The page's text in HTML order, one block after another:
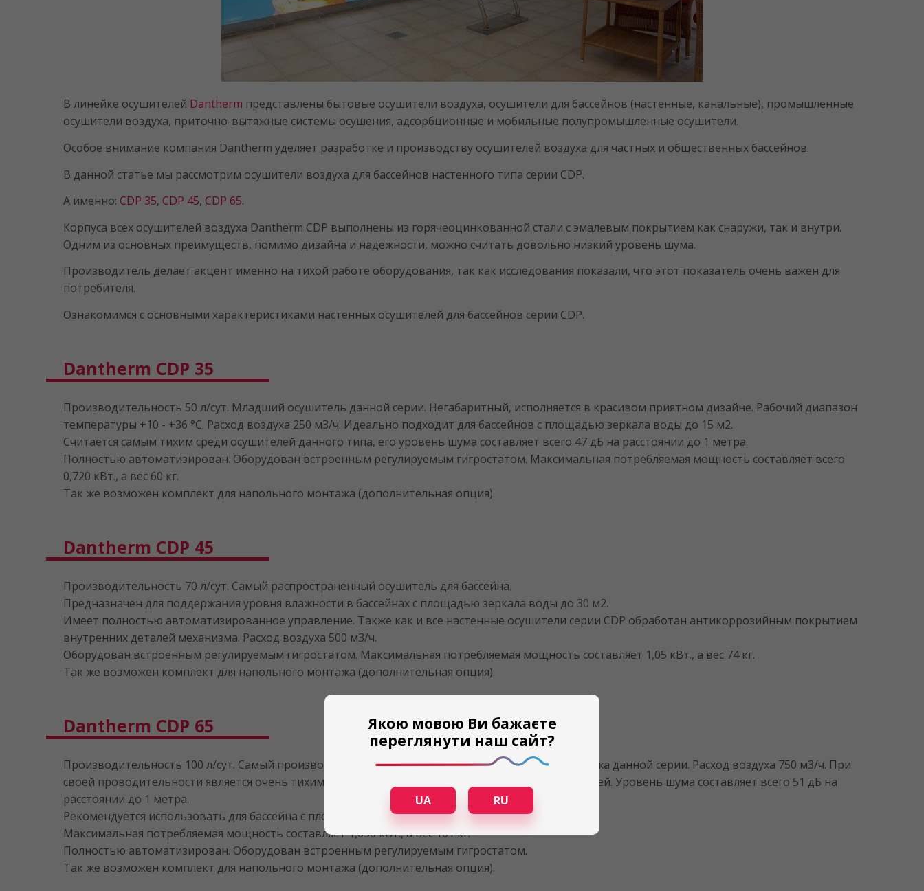
В линейке осушителей Dantherm представлены бытовые осушители воздуха, осушители для бассейнов (настенные, канальные), промышленные
осушители воздуха, приточно-вытяжные системы осушения, адсорбционные и мобильные полупромышленные осушители.
Особое внимание компания Dantherm уделяет разработке и производству осушителей воздуха для частных и общественных бассейнов.
В данной статье мы рассмотрим осушители воздуха для бассейнов настенного типа серии CDP.
А именно: CDP 35, CDP 45, CDP 65.
Корпуса всех осушителей воздуха Dantherm CDP выполнены из горячеоцинкованной стали с эмалевым покрытием как снаружи, так и внутри.
Одним из основных преимуществ, помимо дизайна и надежности, можно считать довольно низкий уровень шума.
Производитель делает акцент именно на тихой работе оборудования, так как исследования показали, что этот показатель очень важен для
потребителя.
Ознакомимся с основными характеристиками настенных осушителей для бассейнов серии CDP.
Dantherm CDP 35
Производительность 50 л/сут. Младший осушитель данной серии. Негабаритный, исполняется в красивом приятном дизайне. Рабочий диапазон
температуры +10 - +36 °C. Расход воздуха 250 м3/ч. Идеально подходит для бассейнов с площадью зеркала воды до 15 м2.
Считается самым тихим среди осушителей данного типа, его уровень шума составляет всего 47 дБ на расстоянии до 1 метра.
Полностью автоматизирован. Оборудован встроенным регулируемым гигростатом. Максимальная потребляемая мощность составляет всего
0,720 кВт., а вес 60 кг.
Так же возможен комплект для напольного монтажа (дополнительная опция).
Dantherm CDP 45
Производительность 70 л/сут. Самый распространенный осушитель для бассейна.
Предназначен для поддержания уровня влажности в бассейнах с площадью зеркала воды до 30 м2.
Имеет полностью автоматизированное управление. Также как и все настенные осушители серии CDP обработан антикоррозийным покрытием
внутренних деталей механизма. Расход воздуха 500 м3/ч.
Оборудован встроенным регулируемым гигростатом. Максимальная потребляемая мощность составляет 1,05 кВт., а вес 74 кг.
Так же возможен комплект для напольного монтажа (дополнительная опция).
Dantherm CDP 65
Производительность 100 л/сут. Самый производительный осушитель воздуха настенного монтажа данной серии. Расход воздуха 750 м3/ч. При
своей проводительности является очень тихим, по сравнению с аналогами других производителей. Уровень шума составляет всего 51 дБ на
расстоянии до 1 метра.
Рекомендуется использовать для бассейна с площадью зеркала воды до 40 м2.
Максимальная потребляемая мощность составляет 1,650 кВт., а вес 101 кг.
Полностью автоматизирован. Оборудован встроенным регулируемым гигростатом.
Так же возможен комплект для напольного монтажа (дополнительная опция).
Якою мовою Ви бажаєте
переглянути наш сайт?
UA RU